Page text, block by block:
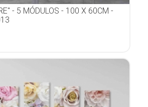
- 5 MÓDULOS - 100 X 60CM -